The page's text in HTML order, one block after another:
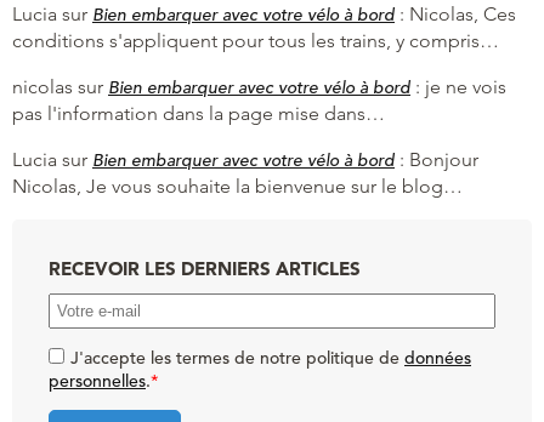
Lucia sur Bien embarquer avec votre vélo à bord : Nicolas, Ces
conditions s'appliquent pour tous les trains, y compris…
nicolas sur Bien embarquer avec votre vélo à bord : je ne vois
pas l'information dans la page mise dans…
Lucia sur Bien embarquer avec votre vélo à bord : Bonjour
Nicolas, Je vous souhaite la bienvenue sur le blog…
RECEVOIR LES DERNIERS ARTICLES
J'accepte les termes de notre politique de données
personnelles.*